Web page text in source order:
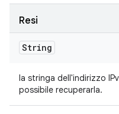
Resi
String
la stringa dell'indirizzo
possibile recuperarla.